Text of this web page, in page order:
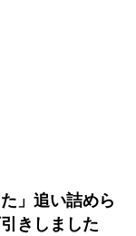
」追い詰めら
きしました